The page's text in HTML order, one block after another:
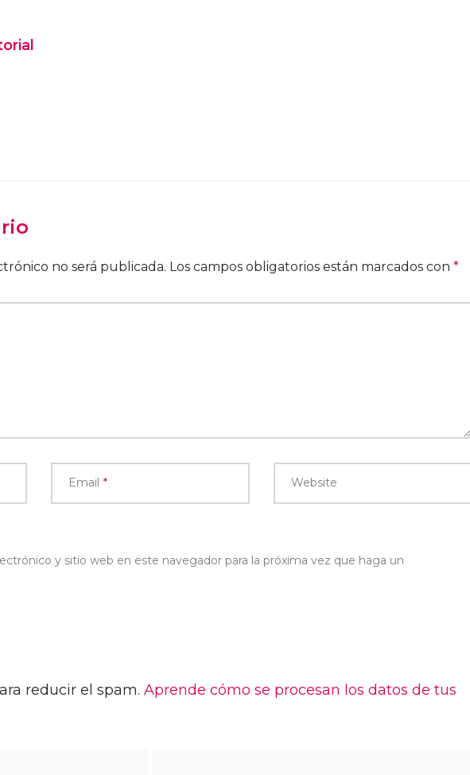
no será publicada. Los campos obligatorios están marcados con *
Email * Website
y sitio web en este navegador para la próxima vez que haga un
reducir el spam. Aprende cómo se procesan los datos de tus